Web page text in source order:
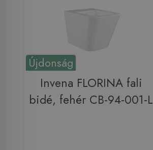
Újdonság
Invena FLORINA fali
bidé, fehér CB-94-001-L